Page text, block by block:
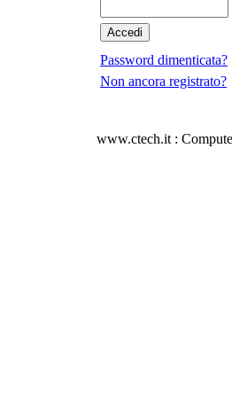
Password dimenticata?
Non ancora registrato?
www.ctech.it :